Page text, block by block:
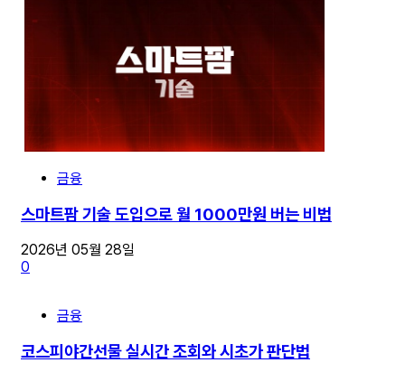
금융
스마트팜 기술 도입으로 월 1000만원 버는 비법
2026년 05월 28일
0
금융
코스피야간선물 실시간 조회와 시초가 판단법